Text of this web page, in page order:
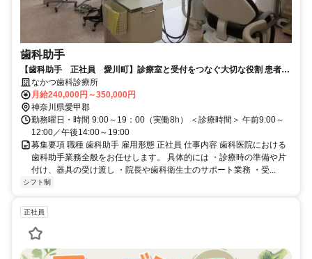
歯科助手
【歯科助手 正社員 愛川町】診療室と受付をつなぐ大切な役割 患者様
の不安を和らげる歯科助手の仕事です
なかつ歯科診療所
月給240,000円～350,000円
神奈川県愛甲郡
勤務曜日・時間 9:00～19：00（実働8h） ＜診療時間＞ 午前9:00～
12:00／午後14:00～19:00
募集要項 職種 歯科助手 雇用形態 正社員 仕事内容 歯科医院における
歯科助手業務全般をお任せします。 具体的には ・診療時の準備や片
付け、器具の受け渡し ・院長や歯科衛生士のサポート業務 ・受...
シフト制
正社員